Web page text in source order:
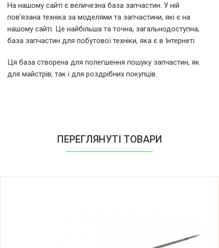
Fagor 5H-404 X1 901112120
Fagor 5H404B 901111755
На нашому сайті є величезна база запчастин. У ній
пов'язана техніка за моделями та запчастини, які є на
нашому сайті. Це найбільша та точна, загальнодоступна,
база запчастин для побутової техніки, яка є в Інтернеті
Ця база створена для полегшення пошуку запчастин, як
для майстрів, так і для роздрібних покупців.
ПЕРЕГЛЯНУТІ ТОВАРИ